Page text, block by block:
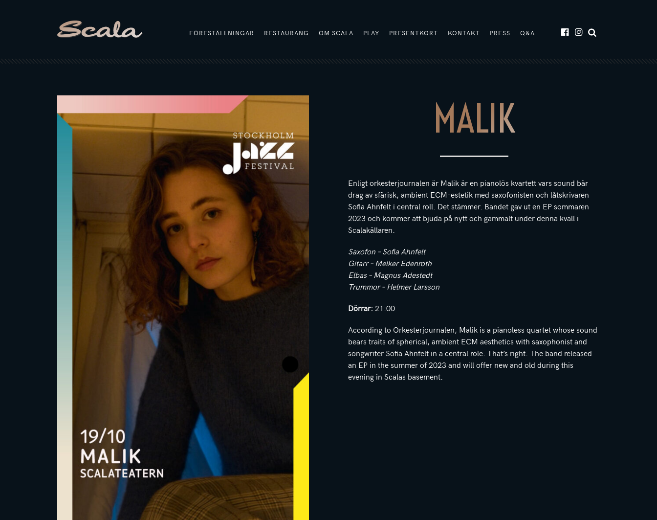
FÖRESTÄLLNINGAR RESTAURANG OM SCALA PLAY PRESENTKORT KONTAKT PRESS Q&A
MALIK
Enligt orkesterjournalen är Malik är en pianolös kvartett vars sound bär
drag av sfärisk, ambient ECM-estetik med saxofonisten och låtskrivaren
Sofia Ahnfelt i central roll. Det stämmer. Bandet gav ut en EP sommaren
2023 och kommer att bjuda på nytt och gammalt under denna kväll i
Scalakällaren.
Saxofon – Sofia Ahnfelt
Gitarr – Melker Edenroth
Elbas – Magnus Adestedt
Trummor – Helmer Larsson
Dörrar: 21:00
According to Orkesterjournalen, Malik is a pianoless quartet whose sound
bears traits of spherical, ambient ECM aesthetics with saxophonist and
songwriter Sofia Ahnfelt in a central role. That’s right. The band released
an EP in the summer of 2023 and will offer new and old during this
evening in Scalas basement.